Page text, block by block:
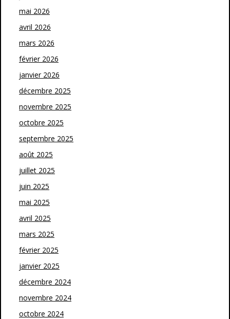
mai 2026
avril 2026
mars 2026
février 2026
janvier 2026
décembre 2025
novembre 2025
octobre 2025
septembre 2025
août 2025
juillet 2025
juin 2025
mai 2025
avril 2025
mars 2025
février 2025
janvier 2025
décembre 2024
novembre 2024
octobre 2024